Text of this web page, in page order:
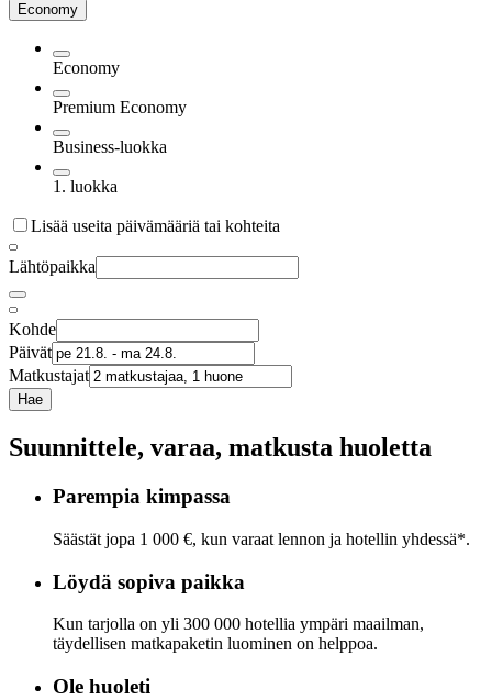
Economy
Economy
Premium Economy
Business-luokka
1. luokka
Lisää useita päivämääriä tai kohteita
Lähtöpaikka
Kohde
Päivät
Matkustajat
Hae
Suunnittele, varaa, matkusta huoletta
Parempia kimpassa
Säästät jopa 1 000 €, kun varaat lennon ja hotellin yhdessä*.
Löydä sopiva paikka
Kun tarjolla on yli 300 000 hotellia ympäri maailman,
täydellisen matkapaketin luominen on helppoa.
Ole huoleti